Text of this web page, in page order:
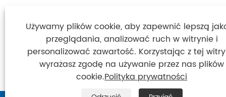
Używamy plików cookie, aby zapewnić lepszą
przeglądania, analizować ruch w witrynie i
personalizować zawartość. Korzystając z tej
wyrażasz zgodę na używanie przez nas plików
cookie.Polityka prywatności